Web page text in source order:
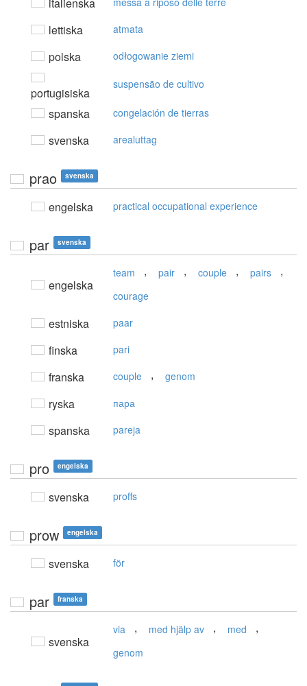
italienska
lettiska atmata
polska odłogowanie ziemi
portugisiska
suspensão de cultivo
spanska congelación de tierras
svenska arealuttag
prao svenska
engelska practical occupational experience
par svenska
engelska
team , pair , couple , pairs ,
courage
estniska paar
finska pari
franska couple , genom
ryska пара
spanska pareja
pro engelska
svenska proffs
prow engelska
svenska för
par franska
svenska
via , med hjälp av , med ,
genom